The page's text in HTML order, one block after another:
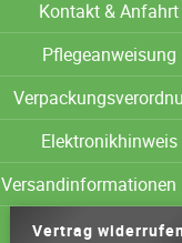
Kontakt & Anfahrt
Pflegeanweisung
Elektronikhinweis
Versandinformationen
Vertrag widerrufen